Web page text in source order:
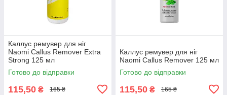
Каллус ремувер для ніг
Naomi Callus Remover Extra
Strong 125 мл
Готово до відправки
115,50 ₴ 165 ₴
Каллус ремувер для ніг
Naomi Callus Remover 125 мл
Готово до відправки
115,50 ₴ 165 ₴